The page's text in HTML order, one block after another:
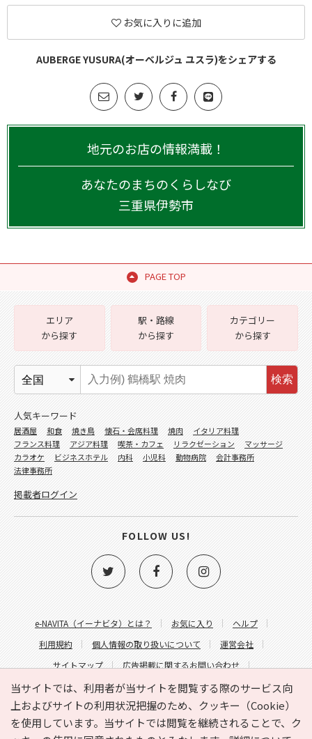
お気に入りに追加
AUBERGE YUSURA(オーベルジュ ユスラ)をシェアする
地元のお店の情報満載！
あなたのまちのくらしなび
三重県伊勢市
PAGE TOP
当サイトでは、利用者が当サイトを閲覧する際のサービス向
上およびサイトの利用状況把握のため、クッキー（Cookie）
を使用しています。当サイトでは閲覧を継続されることで、ク
e-NAVITA（イーナビタ）とは？ お気に入り
ヘルプ
利用規約
個人情報の取り扱いについて
運営会社
サイトマップ
広告掲載に関するお問い合わせ
サイトの内容に関するお問い合わせ
エリア
から探す
駅・路線
から探す
カテゴリー
から探す
検索
人気キーワード
居酒屋 和食 焼き鳥 懐石・会席料理 焼肉
イタリア料理
フランス料理
アジア料理 喫茶・カフェ リラクゼーション
マッサージ
カラオケ
ビジネスホテル 内科 小児科 動物病院
会計事務所
法律事務所
掲載者ログイン
FOLLOW US!